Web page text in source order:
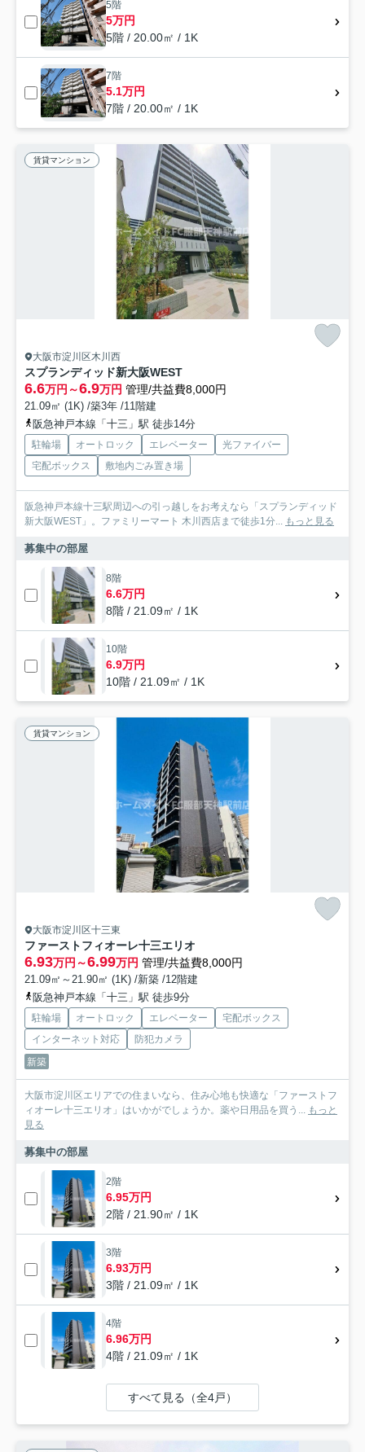
5階
5万円
5階 / 20.00㎡ / 1K
7階
5.1万円
7階 / 20.00㎡ / 1K
賃貸マンション
大阪市淀川区木川西
スプランディッド新大阪WEST
6.6万円～6.9万円 管理/共益費8,000円
21.09㎡ (1K) /築3年 /11階建
阪急神戸本線「十三」駅 徒歩14分
駐輪場 オートロック エレベーター
光ファイバー
宅配ボックス
敷地内ごみ置き場
阪急神戸本線十三駅周辺への引っ越しをお考えなら「スプランディッド
新大阪WEST」。ファミリーマート 木川西店まで徒歩1分... もっと見る
募集中の部屋
8階
6.6万円
8階 / 21.09㎡ / 1K
10階
6.9万円
10階 / 21.09㎡ / 1K
賃貸マンション
大阪市淀川区十三東
ファーストフィオーレ十三エリオ
6.93万円～6.99万円 管理/共益費8,000円
21.09㎡～21.90㎡ (1K) /新築 /12階建
阪急神戸本線「十三」駅 徒歩9分
駐輪場 オートロック エレベーター
宅配ボックス
インターネット対応
防犯カメラ
新築
大阪市淀川区エリアでの住まいなら、住み心地も快適な「ファーストフ
ィオーレ十三エリオ」はいかがでしょうか。薬や日用品を買う... もっと
見る
募集中の部屋
2階
6.95万円
2階 / 21.90㎡ / 1K
3階
6.93万円
3階 / 21.09㎡ / 1K
4階
6.96万円
4階 / 21.09㎡ / 1K
すべて見る（全4戸）